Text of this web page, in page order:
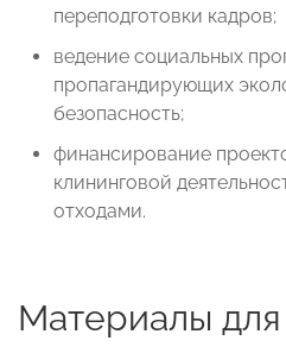
переподготовки кадров;
ведение социальных
пропагандирующих
безопасность;
финансирование
клининговой
отходами.
Материалы для